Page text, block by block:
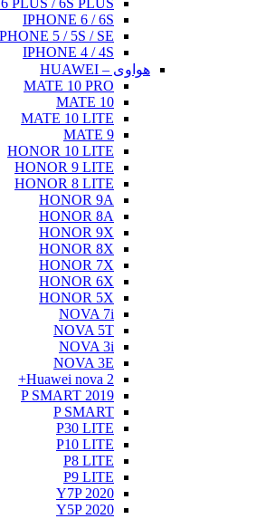
IPHONE 6 PLUS / 6S PLUS
IPHONE 6 / 6S
IPHONE 5 / 5S / SE
IPHONE 4 / 4S
هواوی – HUAWEI
MATE 10 PRO
MATE 10
MATE 10 LITE
MATE 9
HONOR 10 LITE
HONOR 9 LITE
HONOR 8 LITE
HONOR 9A
HONOR 8A
HONOR 9X
HONOR 8X
HONOR 7X
HONOR 6X
HONOR 5X
NOVA 7i
NOVA 5T
NOVA 3i
NOVA 3E
Huawei nova 2+
P SMART 2019
P SMART
P30 LITE
P10 LITE
P8 LITE
P9 LITE
Y7P 2020
Y5P 2020